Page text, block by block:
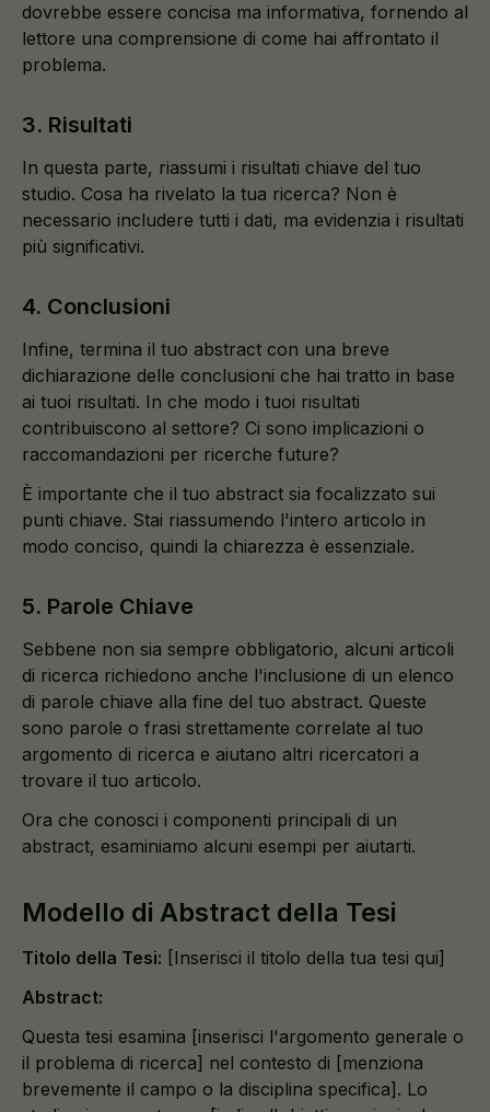
dovrebbe essere concisa ma informativa, fornendo al
lettore una comprensione di come hai affrontato il
problema.
3. Risultati
In questa parte, riassumi i risultati chiave del tuo
studio. Cosa ha rivelato la tua ricerca? Non è
necessario includere tutti i dati, ma evidenzia i risultati
più significativi.
4. Conclusioni
Infine, termina il tuo abstract con una breve
dichiarazione delle conclusioni che hai tratto in base
ai tuoi risultati. In che modo i tuoi risultati
contribuiscono al settore? Ci sono implicazioni o
raccomandazioni per ricerche future?
È importante che il tuo abstract sia focalizzato sui
punti chiave. Stai riassumendo l'intero articolo in
modo conciso, quindi la chiarezza è essenziale.
5. Parole Chiave
Sebbene non sia sempre obbligatorio, alcuni articoli
di ricerca richiedono anche l'inclusione di un elenco
di parole chiave alla fine del tuo abstract. Queste
sono parole o frasi strettamente correlate al tuo
argomento di ricerca e aiutano altri ricercatori a
trovare il tuo articolo.
Ora che conosci i componenti principali di un
abstract, esaminiamo alcuni esempi per aiutarti.
Modello di Abstract della Tesi
Titolo della Tesi: [Inserisci il titolo della tua tesi qui]
Abstract:
Questa tesi esamina [inserisci l'argomento generale o
il problema di ricerca] nel contesto di [menziona
brevemente il campo o la disciplina specifica]. Lo